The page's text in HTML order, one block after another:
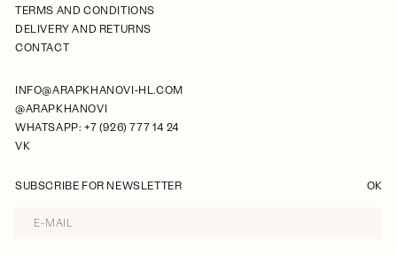
TERMS AND CONDITIONS
DELIVERY AND RETURNS
CONTACT
INFO@ARAPKHANOVI-HL.COM
@ARAPKHANOVI
WHATSAPP: +7 (926) 777 14 24
VK
SUBSCRIBE FOR NEWSLETTER OK